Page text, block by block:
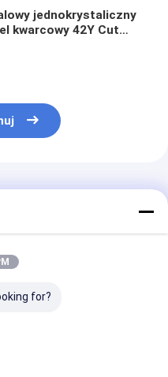
jednokrystaliczny
kwarcowy 42Y Cut
for?